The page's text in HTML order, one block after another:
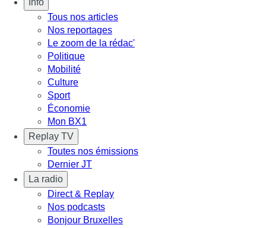
Tous nos articles
Nos reportages
Le zoom de la rédac'
Politique
Mobilité
Culture
Sport
Économie
Mon BX1
Replay TV
Toutes nos émissions
Dernier JT
La radio
Direct & Replay
Nos podcasts
Bonjour Bruxelles